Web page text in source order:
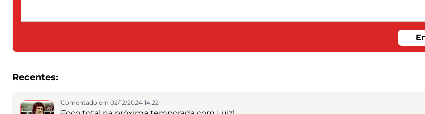
Recentes:
Comentado em 02/12/2024 14:22